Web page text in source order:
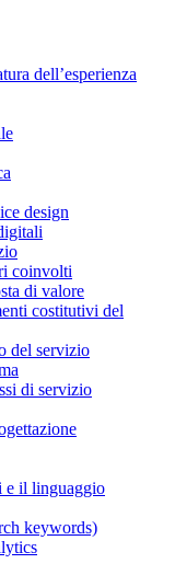
dell’esperienza
design
coinvolti
di valore
costitutivi del
del servizio
di servizio
e il linguaggio
keywords)